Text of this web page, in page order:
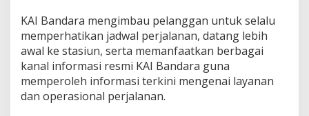
KAI Bandara mengimbau pelanggan untuk selalu
memperhatikan jadwal perjalanan, datang lebih
awal ke stasiun, serta memanfaatkan berbagai
kanal informasi resmi KAI Bandara guna
memperoleh informasi terkini mengenai layanan
dan operasional perjalanan.